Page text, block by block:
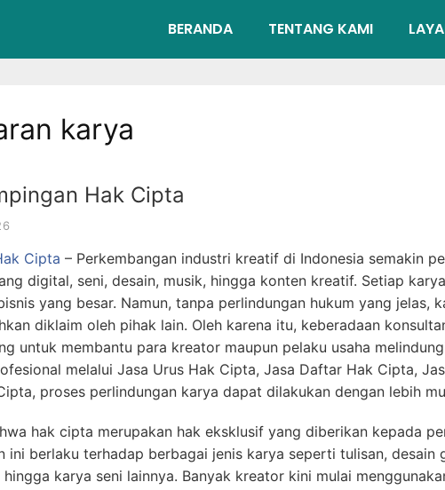
BERANDA TENTANG KAMI
karya
Hak Cipta
Cipta – Perkembangan industri kreatif di Indonesia semakin
digital, seni, desain, musik, hingga konten kreatif. Setiap
yang besar. Namun, tanpa perlindungan hukum yang jelas,
diklaim oleh pihak lain. Oleh karena itu, keberadaan
untuk membantu para kreator maupun pelaku usaha
melalui Jasa Urus Hak Cipta, Jasa Daftar Hak Cipta,
proses perlindungan karya dapat dilakukan dengan lebih
hak cipta merupakan hak eksklusif yang diberikan kepada
ini berlaku terhadap berbagai jenis karya seperti tulisan, desain
karya seni lainnya. Banyak kreator kini mulai